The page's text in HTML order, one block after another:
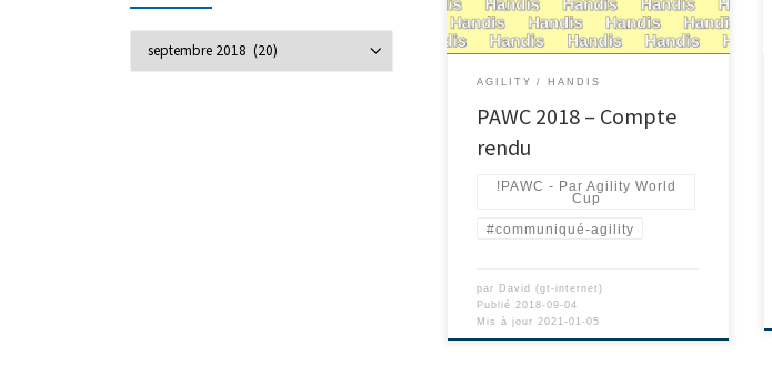
AGILITY HANDIS
PAWC 2018 – Compte
rendu
!PAWC - Par Agility World
Cup
#communiqué-agility
par David (gt-internet)
Publié2018-09-04
Mis à jour2021-01-05